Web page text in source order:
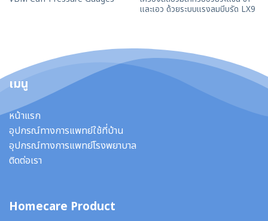
และเอว ด้วยระบบแรงลมบีบรัด LX9
เมนู
หน้าแรก
อุปกรณ์ทางการแพทย์ใช้ที่บ้าน
อุปกรณ์ทางการแพทย์โรงพยาบาล
ติดต่อเรา
Homecare Product